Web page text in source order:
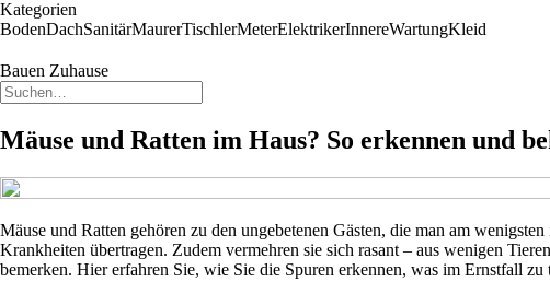
Kategorien
BodenDachSanitärMaurerTischlerMeterElektrikerInnereWartungKleid
Bauen Zuhause
Mäuse und Ratten im Haus? So erkennen und
Mäuse und Ratten gehören zu den ungebetenen Gästen, die man am
Krankheiten übertragen. Zudem vermehren sie sich rasant – aus wenigen
bemerken. Hier erfahren Sie, wie Sie die Spuren erkennen, was im Ernstfall